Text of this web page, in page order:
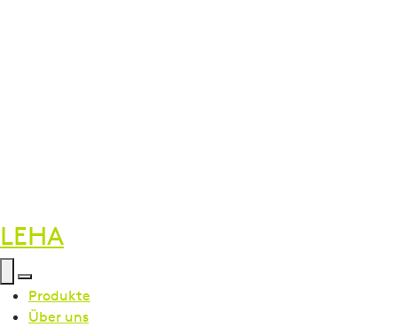
LEHA
Menü öffnen
Menü schließen
Produkte
Über uns